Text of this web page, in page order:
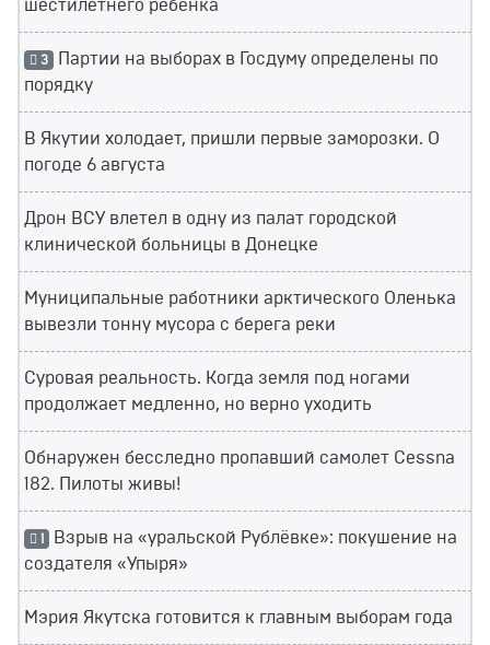
шестилетнего ребенка
3 Партии на выборах в Госдуму определены по
порядку
В Якутии холодает, пришли первые заморозки. О
погоде 6 августа
Дрон ВСУ влетел в одну из палат городской
клинической больницы в Донецке
Муниципальные работники арктического Оленька
вывезли тонну мусора с берега реки
Суровая реальность. Когда земля под ногами
продолжает медленно, но верно уходить
Обнаружен бесследно пропавший самолет Cessna
182. Пилоты живы!
1 Взрыв на «уральской Рублёвке»: покушение на
создателя «Упыря»
Мэрия Якутска готовится к главным выборам года